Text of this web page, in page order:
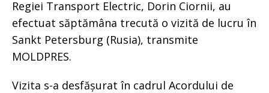
Regiei Transport Electric, Dorin Ciornii, au
efectuat săptămâna trecută o vizită de lucru în
Sankt Petersburg (Rusia), transmite
MOLDPRES.
Vizita s-a desfășurat în cadrul Acordului de